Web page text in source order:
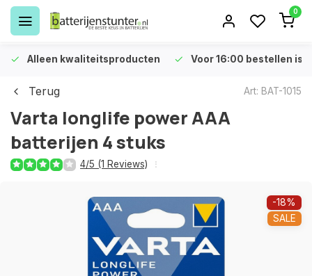
0
Alleen kwaliteitsproducten Voor 16:00 bestellen is
Terug Art: BAT-1015
Varta longlife power AAA
batterijen 4 stuks
4/5 (1 Reviews)
-18%
SALE